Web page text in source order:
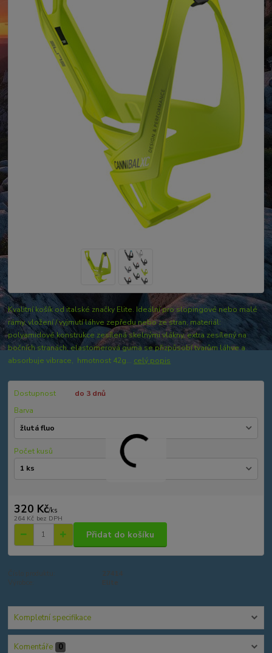
Kvalitní košík od italské značky Elite. Ideální pro slopingové nebo malé
rámy, vložení / vyjmutí láhve zepředu nebo ze stran, materiál:
polyamidové konstrukce zesílená skelnými vlákny, extra zesílený na
bočních stranách, elastomerová guma se přizpůsobí tvarům láhve a
absorbuje vibrace, hmotnost 42g... celý popis
Dostupnost
do 3 dnů
Barva
Počet kusů
320 Kč/ks
264 Kč bez DPH
Přidat do košíku
Kompletní specifikace
Komentáře 0